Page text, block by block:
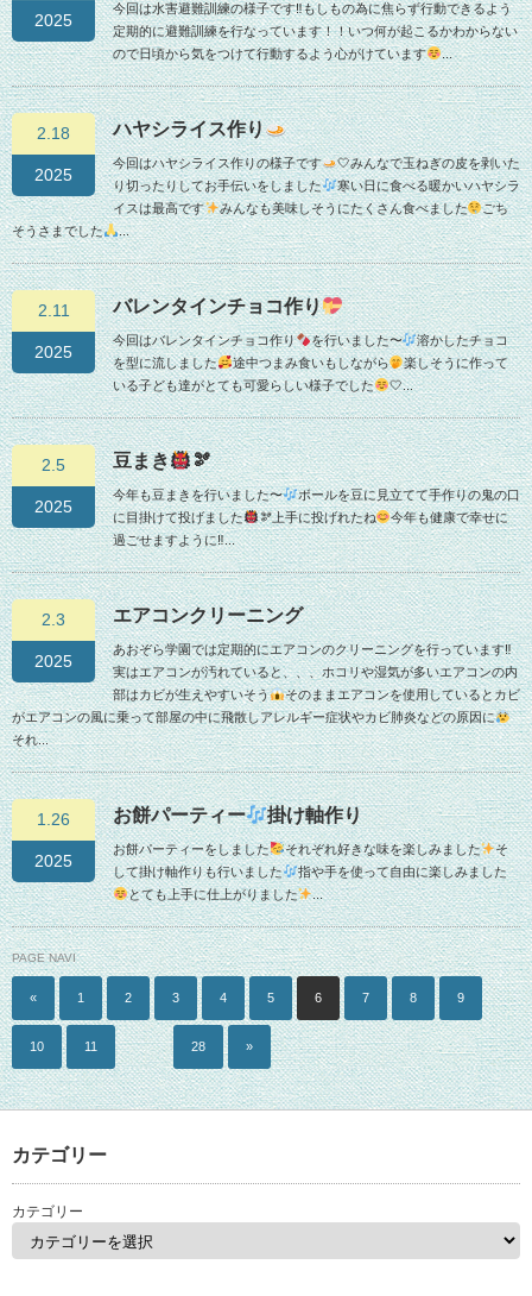
2025
今回は水害避難訓練の様子です‼︎もしもの為に焦らず行動できるよう
定期的に避難訓練を行なっています！！いつ何が起こるかわからない
ので日頃から気をつけて行動するよう心がけています
...
2.18
2025
ハヤシライス作り
今回はハヤシライス作りの様子です
🤍みんなで玉ねぎの皮を剥いた
り切ったりしてお手伝いをしました
寒い日に食べる暖かいハヤシラ
イスは最高です
みんなも美味しそうにたくさん食べました
ごち
そうさまでした
...
2.11
2025
バレンタインチョコ作り
今回はバレンタインチョコ作り を行いました〜
溶かしたチョコ
を型に流しました
途中つまみ食いもしながら
楽しそうに作って
いる子ども達がとても可愛らしい様子でした
🤍...
2.5
2025
豆まき 🫘
今年も豆まきを行いました〜
ボールを豆に見立てて手作りの鬼の口
に目掛けて投げました
🫘上手に投げれたね
今年も健康で幸せに
過ごせますように‼︎...
2.3
2025
エアコンクリーニング
あおぞら学園では定期的にエアコンのクリーニングを行っています‼︎
実はエアコンが汚れていると、、、ホコリや湿気が多いエアコンの内
部はカビが生えやすいそう
そのままエアコンを使用しているとカビ
がエアコンの風に乗って部屋の中に飛散しアレルギー症状やカビ肺炎などの原因に
それ...
1.26
2025
お餅パーティー 掛け軸作り
お餅パーティーをしました それぞれ好きな味を楽しみました
そ
して掛け軸作りも行いました
指や手を使って自由に楽しみました
とても上手に仕上がりました
...
PAGE NAVI
« 1 2 3 4 5 6 7 8 9
10 11 … 28 »
カテゴリー
カテゴリー